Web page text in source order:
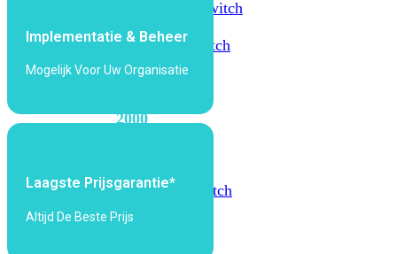
FortiSwitch
T1024F-
FPOEFortiSwitch
1048G
2000
2048FFortiSwitch
2048F-
B2F
Implementatie & Beheer
Mogelijk Voor Uw Organisatie
Laagste Prijsgarantie*
Altijd De Beste Prijs